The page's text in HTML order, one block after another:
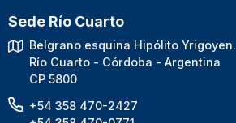
Sede Río Cuarto
Belgrano esquina Hipólito Yrigoyen.
Río Cuarto - Córdoba - Argentina
CP 5800
+54 358 470-2427